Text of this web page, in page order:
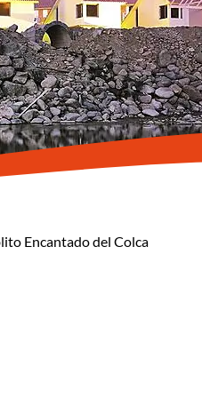
Encantado del Colca